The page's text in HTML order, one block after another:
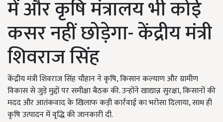
में और कृषि मंत्रालय भी कोई
कसर नहीं छोड़ेगा- केंद्रीय मंत्री
शिवराज सिंह
केंद्रीय मंत्री शिवराज सिंह चौहान ने कृषि, किसान कल्याण और ग्रामीण
विकास से जुड़े मुद्दों पर समीक्षा बैठक की. उन्होंने खाद्यान्न सुरक्षा, किसानों की
मदद और आतंकवाद के खिलाफ कड़ी कार्रवाई का भरोसा दिलाया, साथ ही
कृषि उत्पादन में वृद्धि की जानकारी दी.